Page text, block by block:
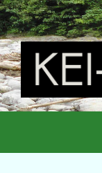
Ga
naar
de
inhoud